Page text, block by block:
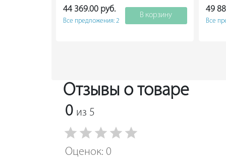
44 369.00 руб.
Все предложения: 2
В корзину
49
Все
Отзывы о товаре
0 из 5
Оценок: 0